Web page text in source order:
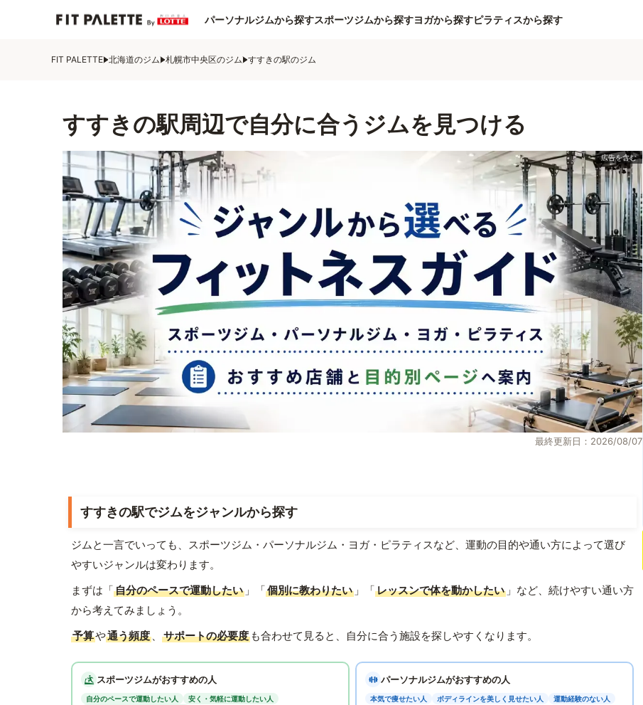
パーソナルジムから探すスポーツジムから探すヨガから探すピラティスから探す
FIT PALETTE 北海道のジム 札幌市中央区のジム すすきの駅のジム
すすきの駅周辺で自分に合うジムを見つける
最終更新日：2026/08/07
すすきの駅でジムをジャンルから探す
ジムと一言でいっても、スポーツジム・パーソナルジム・ヨガ・ピラティスなど、運動の目的や通い方によって選び
やすいジャンルは変わります。
まずは「自分のペースで運動したい 」「個別に教わりたい 」「レッスンで体を動かしたい 」など、続けやすい通い方
から考えてみましょう。
予算や通う頻度 、 サポートの必要度 も合わせて見ると、自分に合う施設を探しやすくなります。
スポーツジムがおすすめの人
自分のペースで運動したい人
安く・気軽に運動したい人
パーソナルジムがおすすめの人
本気で痩せたい人 ボディラインを美しく見せたい人 運動経験のない人